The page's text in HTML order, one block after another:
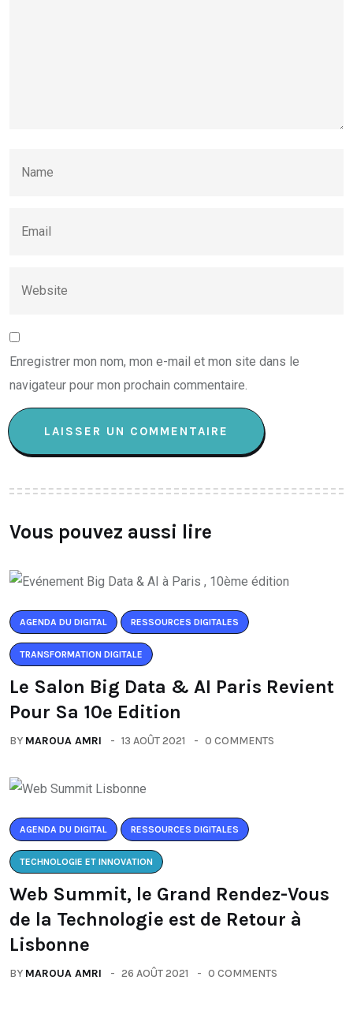
Enregistrer mon nom, mon e-mail et mon site dans le
navigateur pour mon prochain commentaire.
Vous pouvez aussi lire
AGENDA DU DIGITAL RESSOURCES DIGITALES
TRANSFORMATION DIGITALE
Le Salon Big Data & AI Paris Revient
Pour Sa 10e Edition
BY MAROUA AMRI 13 AOÛT 2021 0 COMMENTS
AGENDA DU DIGITAL RESSOURCES DIGITALES
TECHNOLOGIE ET INNOVATION
Web Summit, le Grand Rendez-Vous
de la Technologie est de Retour à
Lisbonne
BY MAROUA AMRI 26 AOÛT 2021 0 COMMENTS